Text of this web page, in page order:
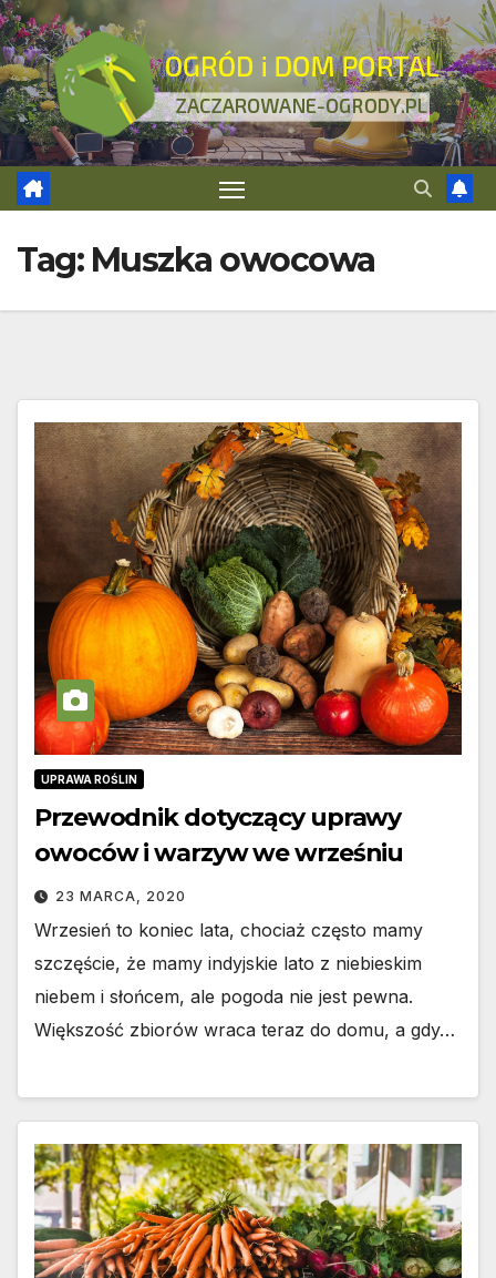
Skip
to
content
Tag: Muszka owocowa
UPRAWA ROŚLIN
Przewodnik dotyczący uprawy
owoców i warzyw we wrześniu
23 MARCA, 2020
Wrzesień to koniec lata, chociaż często mamy
szczęście, że mamy indyjskie lato z niebieskim
niebem i słońcem, ale pogoda nie jest pewna.
Większość zbiorów wraca teraz do domu, a gdy…